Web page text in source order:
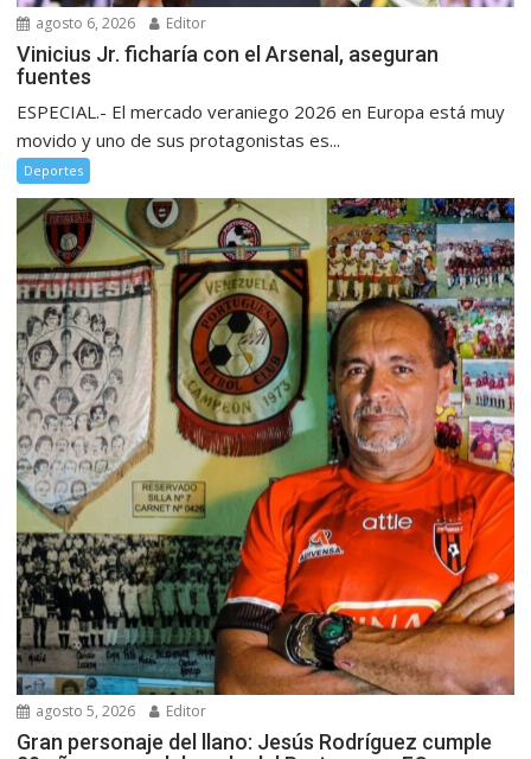
agosto 6, 2026 Editor
Vinicius Jr. ficharía con el Arsenal, aseguran
fuentes
ESPECIAL.- El mercado veraniego 2026 en Europa está muy
movido y uno de sus protagonistas es...
Deportes
agosto 5, 2026 Editor
Gran personaje del llano: Jesús Rodríguez cumple